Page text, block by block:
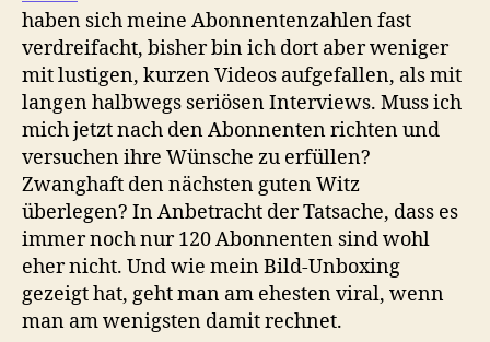
haben sich meine Abonnentenzahlen fast
verdreifacht, bisher bin ich dort aber weniger
mit lustigen, kurzen Videos aufgefallen, als mit
langen halbwegs seriösen Interviews. Muss ich
mich jetzt nach den Abonnenten richten und
versuchen ihre Wünsche zu erfüllen?
Zwanghaft den nächsten guten Witz
überlegen? In Anbetracht der Tatsache, dass es
immer noch nur 120 Abonnenten sind wohl
eher nicht. Und wie mein Bild-Unboxing
gezeigt hat, geht man am ehesten viral, wenn
man am wenigsten damit rechnet.